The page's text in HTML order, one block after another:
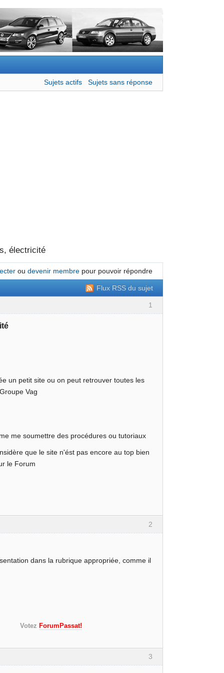
Sujets actifs Sujets sans réponse
électricité
ou devenir membrepour pouvoir répondre
Flux RSS du sujet
1
un petit site ou on peut retrouver toutes les
Vag
me soumettre des procédures ou tutoriaux
que le site n'ést pas encore au top bien
le Forum
2
dans la rubrique appropriée, comme il
Votez ForumPassat!
3